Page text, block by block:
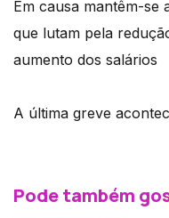
Em causa mantêm-se
que lutam pela
aumento dos salários
A última greve
Pode também